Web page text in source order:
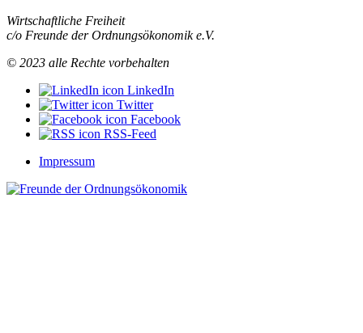
Wirtschaftliche Freiheit
c/o Freunde der Ordnungsökonomik e.V.
© 2023 alle Rechte vorbehalten
LinkedIn
Twitter
Facebook
RSS-Feed
Impressum